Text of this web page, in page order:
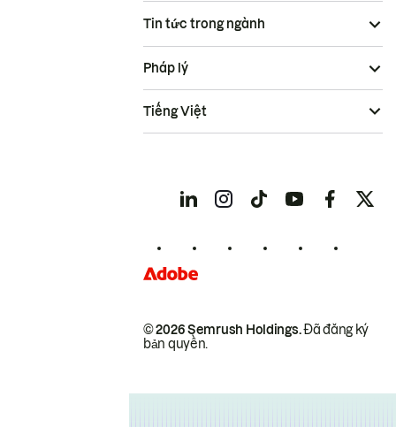
Tin tức trong ngành
© 2026 Semrush Holdings.Đã đăng ký
bản quyền.
Pháp lý
Tiếng Việt